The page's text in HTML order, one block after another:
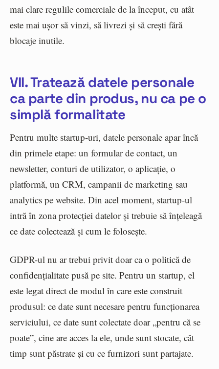
mai clare regulile comerciale de la început, cu atât
este mai ușor să vinzi, să livrezi și să crești fără
blocaje inutile.
VII. Tratează datele personale
ca parte din produs, nu ca pe o
simplă formalitate
Pentru multe startup-uri, datele personale apar încă
din primele etape: un formular de contact, un
newsletter, conturi de utilizator, o aplicație, o
platformă, un CRM, campanii de marketing sau
analytics pe website. Din acel moment, startup-ul
intră în zona protecției datelor și trebuie să înțeleagă
ce date colectează și cum le folosește.
GDPR-ul nu ar trebui privit doar ca o politică de
confidențialitate pusă pe site. Pentru un startup, el
este legat direct de modul în care este construit
produsul: ce date sunt necesare pentru funcționarea
serviciului, ce date sunt colectate doar „pentru că se
poate”, cine are acces la ele, unde sunt stocate, cât
timp sunt păstrate și cu ce furnizori sunt partajate.